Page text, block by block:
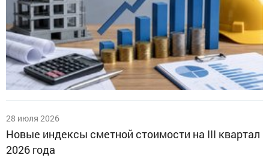
28 июля 2026
Новые индексы сметной стоимости на III квартал
2026 года